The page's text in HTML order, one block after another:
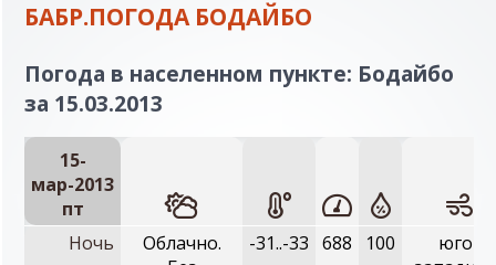
БАБР.ПОГОДА БОДАЙБО
Погода в населенном пункте: Бодайбо
за 15.03.2013
15-
мар-2013
пт
Ночь
Облачно.
-31..-33 688 100
юго-